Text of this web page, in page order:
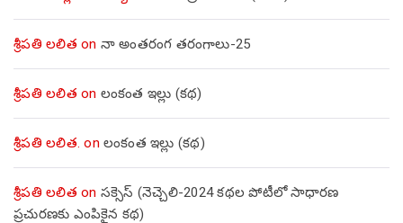
శ్రీపతి లలిత on నా అంతరంగ తరంగాలు-25
శ్రీపతి లలిత on లంకంత ఇల్లు (కథ)
శ్రీపతి లలిత. on లంకంత ఇల్లు (కథ)
శ్రీపతి లలిత on సక్సెస్ (నెచ్చెలి-2024 కథల పోటీలో సాధారణ
ప్రచురణకు ఎంపికైన కథ)